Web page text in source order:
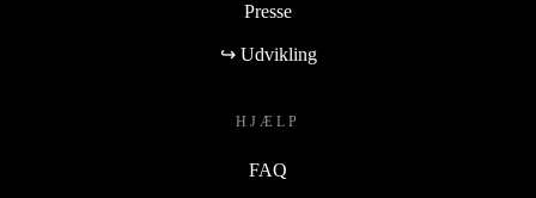
Presse
↪ Udvikling
HJÆLP
FAQ